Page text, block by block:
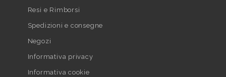
Resi e Rimborsi
Spedizioni e consegne
Negozi
Informativa privacy
Informativa cookie